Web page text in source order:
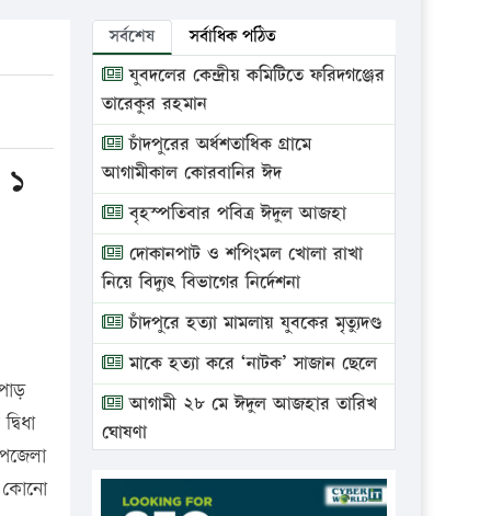
১
কোনো
সর্বশেষ সর্বাধিক পঠিত
যুবদলের কেন্দ্রীয় কমিটিতে ফরিদগঞ্জের
তারেকুর রহমান
চাঁদপুরের অর্ধশতাধিক গ্রামে
আগামীকাল কোরবানির ঈদ
বৃহস্পতিবার পবিত্র ঈদুল আজহা
দোকানপাট ও শপিংমল খোলা রাখা
নিয়ে বিদ্যুৎ বিভাগের নির্দেশনা
চাঁদপুরে হত্যা মামলায় যুবকের মৃত্যুদণ্ড
মাকে হত্যা করে ‘নাটক’ সাজান ছেলে
আগামী ২৮ মে ঈদুল আজহার তারিখ
ঘোষণা
ভ্রাম্যমাণ আদালতে দুইটি প্রতিষ্ঠানকে
প্রতিষ্ঠানকে ৪০হাজার টাকা জরিমানা।